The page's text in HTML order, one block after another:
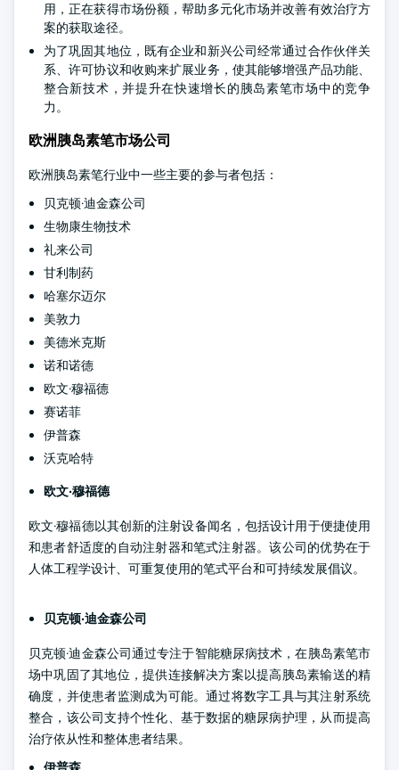
用，正在获得市场份额，帮助多元化市场并改善有效治疗方
案的获取途径。
为了巩固其地位，既有企业和新兴公司经常通过合作伙伴关
系、许可协议和收购来扩展业务，使其能够增强产品功能、
整合新技术，并提升在快速增长的胰岛素笔市场中的竞争
力。
欧洲胰岛素笔市场公司
欧洲胰岛素笔行业中一些主要的参与者包括：
贝克顿·迪金森公司
生物康生物技术
礼来公司
甘利制药
哈塞尔迈尔
美敦力
美德米克斯
诺和诺德
欧文·穆福德
赛诺菲
伊普森
沃克哈特
欧文·穆福德
欧文·穆福德以其创新的注射设备闻名，包括设计用于便捷使用
和患者舒适度的自动注射器和笔式注射器。该公司的优势在于
人体工程学设计、可重复使用的笔式平台和可持续发展倡议。
贝克顿·迪金森公司
贝克顿·迪金森公司通过专注于智能糖尿病技术，在胰岛素笔市
场中巩固了其地位，提供连接解决方案以提高胰岛素输送的精
确度，并使患者监测成为可能。通过将数字工具与其注射系统
整合，该公司支持个性化、基于数据的糖尿病护理，从而提高
治疗依从性和整体患者结果。